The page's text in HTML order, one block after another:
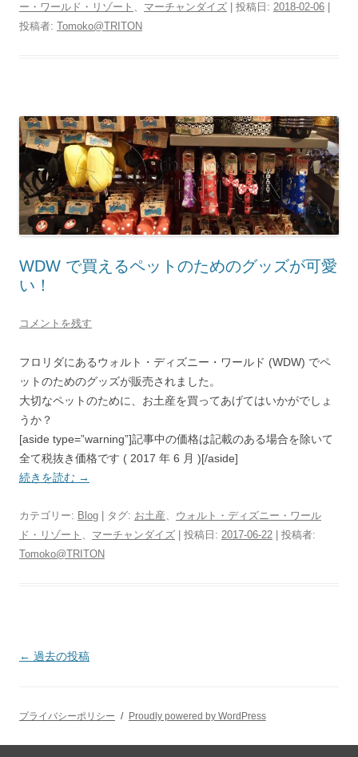
ー・ワールド・リゾート 、 マーチャンダイズ | 投稿日: 2018-02-06
投稿者: Tomoko@TRITON
WDW で買えるペットのためのグッズが可愛
い！
コメントを残す
フロリダにあるウォルト・ディズニー・ワールド (WDW) でペ
ットのためのグッズが販売されました。
大切なペットのために、お土産を買ってあげてはいかがでしょ
うか？
[aside type=”warning”]記事中の価格は記載のある場合を除いて
全て税抜き価格です ( 2017 年 6 月 )[/aside]
続きを読む →
カテゴリー: Blog | タグ: お土産
ウォルト・ディズニー・ワール
ド・リゾート
マーチャンダイズ | 投稿日: 2017-06-22 | 投稿者:
Tomoko@TRITON
投
ビ
ゲ
← 過去の投稿
プライバシーポリシー Proudly powered by WordPress